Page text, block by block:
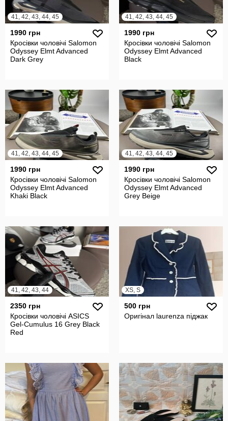
41, 42, 43, 44, 45
1990 грн
Кросівки чоловічі Salomon
Odyssey Elmt Advanced
Dark Grey
41, 42, 43, 44, 45
1990 грн
Кросівки чоловічі Salomon
Odyssey Elmt Advanced
Black
41, 42, 43, 44, 45
1990 грн
Кросівки чоловічі Salomon
Odyssey Elmt Advanced
Khaki Black
41, 42, 43, 44, 45
1990 грн
Кросівки чоловічі Salomon
Odyssey Elmt Advanced
Grey Beige
41, 42, 43, 44
2350 грн
Кросівки чоловічі ASICS
Gel-Cumulus 16 Grey Black
Red
XS, S
500 грн
Оригінал laurenza піджак